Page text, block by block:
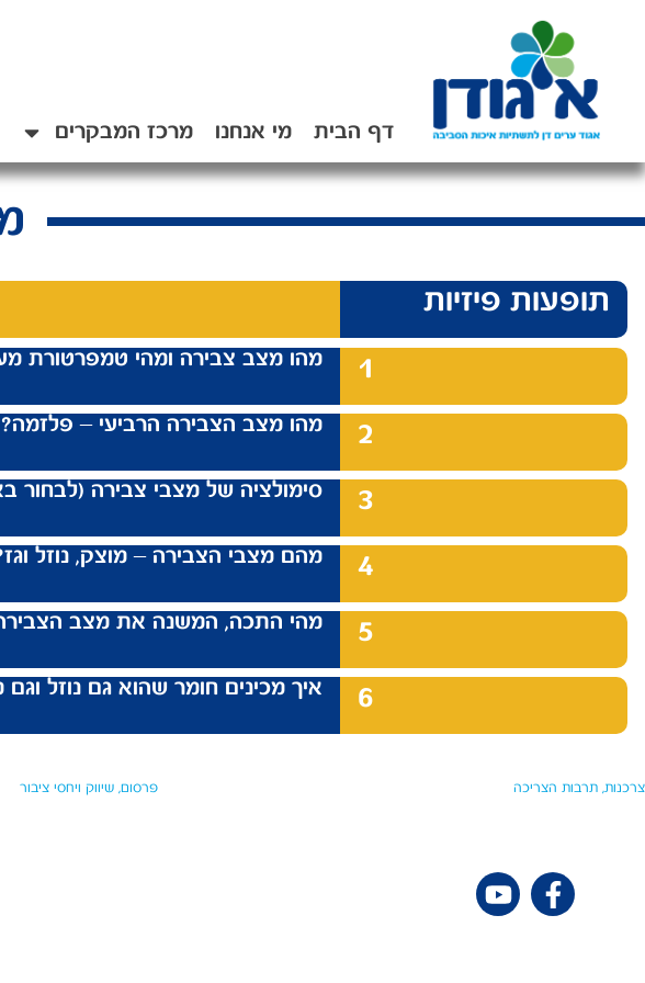
דף הבית מי אנחנו מרכז המבקרים
תופעות פיזיות
1
מהו מצב צבירה ומהי טמפרטורת
2 מהו מצב הצבירה הרביעי –
3 סימולציה של מצבי צבירה (לבחור
4 מהם מצבי הצבירה – מוצק, נוזל
5 מהי התכה, המשנה את מצב הצבירה
6 איך מכינים חומר שהוא גם נוזל
צרכנות, תרבות הצריכה פרסום, שיווק ויחסי ציבור